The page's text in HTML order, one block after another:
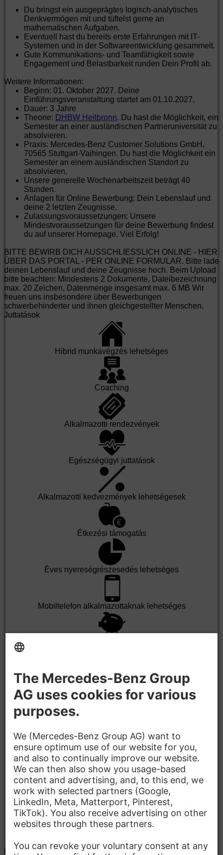
Du bringst ein ausgeprägtes logisch-analytisches
Denkvermögen mit und tüftelst gerne an
mathematischen Aufgaben.
Eventuell hast du bereits erste Erfahrungen mit IT-
Systemen und in der Softwareentwicklung gesammelt.
Gute Kommunikations- und Teamfähigkeit sowie
Engagement und Belastbarkeit runden Dein Profil ab.
Weitere Informationen:
Beginn: 01. Oktober 2027. Deine
Einführungsveranstaltung startet am 01.10.2027.
Dauer: 3 Jahre
Theorie: DHBW Heilbronn. Du hast die Möglichkeit, ein
Semester an einer ausländischen Partneruniversität zu
absolvieren.
Praxis: Mercedes-Benz Customer Solutions GmbH,
70565 Stuttgart-Vaihingen. Du hast die Möglichkeit ein
Semester an einem ausländischen Standort zu
absolvieren.
Unsere generelle Wochenarbeitszeit beträgt 40
Stunden.
Anlagen für Online Bewerbung: Dein Lebenslauf und
deine 2 letzten Zeugnisse.
Zulassungsvoraussetzungen: Unsere
Mindestvoraussetzungen für deine Bewerbung findest
du auf unserer Homepage. Viel Erfolg!
BITTE BEWIRB DICH AUSSCHLIESSLICH ONLINE - HIER
ÜBER DAS PORTAL - PER ONLINE FORMULAR. Bitte lade
deinen Lebenslauf und deine Zeugnisse hoch. Beim Upload
bitte beachten: Mindestens 2 Dokumente, Dateibezeichnung
max. 20 Zeichen, Datenmenge insgesamt max. 6 MB Wir
freuen uns insbesondere über Bewerbungen
schwerbehinderter und ihnen gleichgestellter Menschen.
Juttatások
Hibrid munkavégzés lehetséges
Coaching
Alkalmazotti rendezvények
Egészségügyi juttatások
Alkalmazotti kedvezmények lehetségesek
Étkezési támogatás
Éves nyereségrészesedés lehetséges
Mobiltelefon alkalmazottaknak lehetséges
Rugalmas munkaidő lehetséges
Jó tömegközlekedés
Akadálymentes munkahely
Parkolóhely
Üzemi orvos
Kapcsolat Mercedes-Benz Customer Solutions